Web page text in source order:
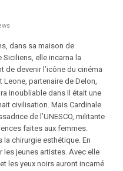
dans sa maison de
Siciliens, elle incarna la
de devenir l’icône du cinéma
Leone, partenaire de Delon,
inoubliable dans Il était une
civilisation. Mais Cardinale
de l’UNESCO, militante
faites aux femmes.
chirurgie esthétique. En
jeunes artistes. Avec elle
les yeux noirs auront incarné